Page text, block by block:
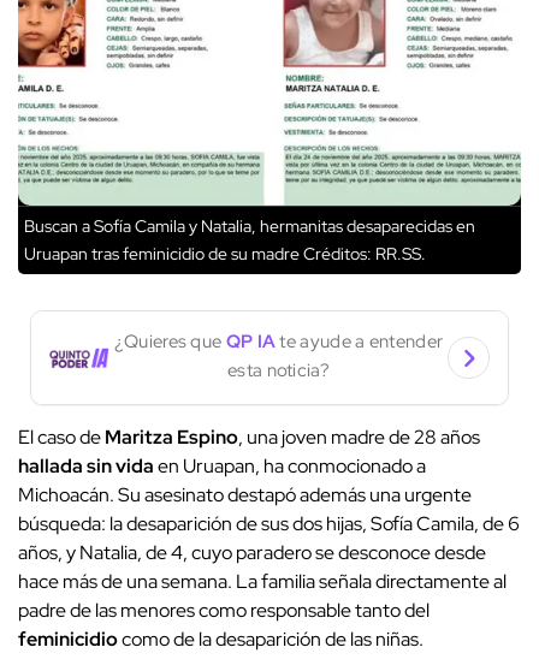
Buscan a Sofía Camila y Natalia, hermanitas desaparecidas en
Uruapan tras feminicidio de su madreCréditos: RR.SS.
¿Quieres que QP IAte ayude a entender
esta noticia?
El caso deMaritza Espino, una joven madre de 28 años
hallada sin vidaen Uruapan, ha conmocionado a
Michoacán. Su asesinato destapó además una urgente
búsqueda: la desaparición de sus dos hijas, Sofía Camila, de 6
años, y Natalia, de 4, cuyo paradero se desconoce desde
hace más de una semana. La familia señala directamente al
padre de las menores como responsable tanto del
feminicidiocomo de la desaparición de las niñas.